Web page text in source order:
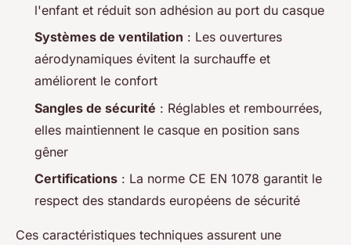
l'enfant et réduit son adhésion au port du casque
Systèmes de ventilation : Les ouvertures
aérodynamiques évitent la surchauffe et
améliorent le confort
Sangles de sécurité : Réglables et rembourrées,
elles maintiennent le casque en position sans
gêner
Certifications : La norme CE EN 1078 garantit le
respect des standards européens de sécurité
Ces caractéristiques techniques assurent une